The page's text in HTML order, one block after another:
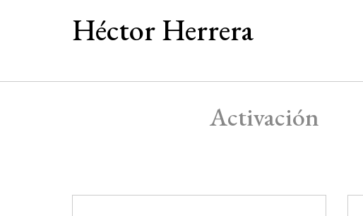
Héctor Herrera
Activación